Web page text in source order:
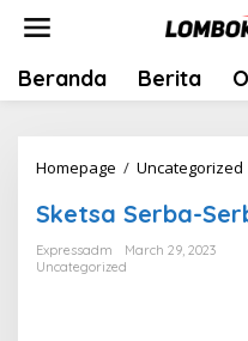
Skip
content
Beranda Berita
Homepage / Uncategorized
Sketsa Serba-
Expressadm
March 29, 2023
Uncategorized